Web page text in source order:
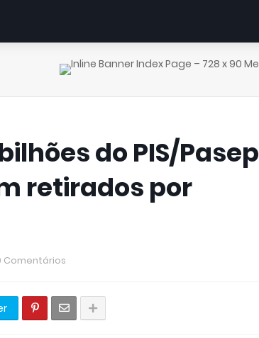
do PIS/Pasep
retirados por
Comentários